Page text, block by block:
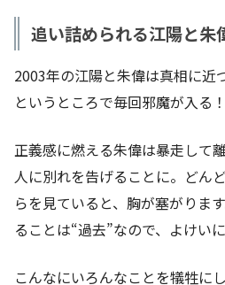
追い詰められる江陽と朱
2003年の江陽と朱偉は真相に
というところで毎回邪魔が入る！
正義感に燃える朱偉は暴走して
人に別れを告げることに。どん
らを見ていると、胸が塞がりま
ることは“過去”なので、よけい
こんなにいろんなことを犠牲に